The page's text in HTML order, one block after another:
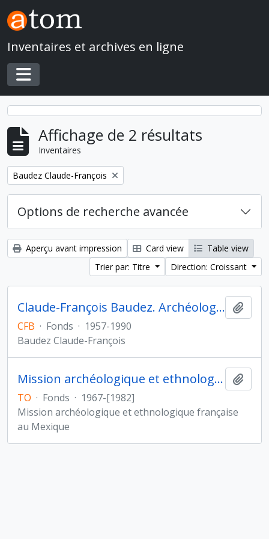
Skip to main content
Inventaires et archives en ligne
Toggle navigation
Affichage de 2 résultats
Inventaires
Remove filter:
Baudez Claude-François
Options de recherche avancée
Aperçu avant impression Card view
Table view
Trier par: Titre
Direction: Croissant
Claude-François Baudez. Archéologie des Amériques
CFB · Fonds · 1957-1990
Baudez Claude-François
Mission archéologique et ethnologique française au Mexique
TO · Fonds · 1967-[1982]
Mission archéologique et ethnologique française
au Mexique